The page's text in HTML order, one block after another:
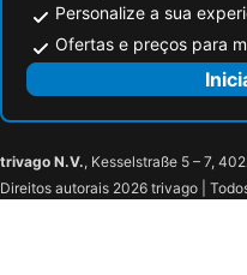
Personalize a sua
Ofertas e preços para
trivago N.V., Kesselstraße 5 – 7,
Direitos autorais 2026 trivago |